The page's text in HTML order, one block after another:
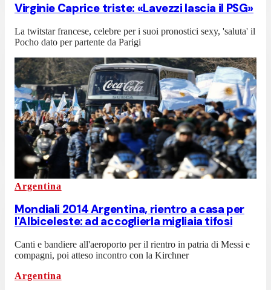
Virginie Caprice triste: «Lavezzi lascia il PSG»
La twitstar francese, celebre per i suoi pronostici sexy, 'saluta' il
Pocho dato per partente da Parigi
Argentina
Mondiali 2014 Argentina, rientro a casa per
l'Albiceleste: ad accoglierla migliaia tifosi
Canti e bandiere all'aeroporto per il rientro in patria di Messi e
compagni, poi atteso incontro con la Kirchner
Argentina